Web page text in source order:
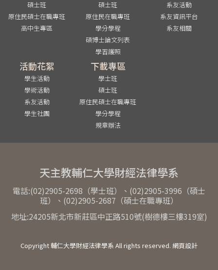
碩士班
原住民碩士在職專班
高中生專區
碩士班
原住民在職專班
學分學程
碩博士論文列表
學習護照
系友活動
系友資訊平台
系友相關
活動花絮
學生活動
學術活動
系友活動
學生社團
下載專區
學士班
碩士班
原住民碩士在職專班
學分學程
規章辦法
天主教輔仁大學財經法律學系
電話:(02)2905-2698（學士班）、(02)2905-3996（碩士
班）、(02)2905-2687（碩士在職專班）
地址:24205新北市新莊區中正路510號(樹德樓三樓319室)
Copyright 輔仁大學財經法律學系 All rights reserved. 網頁設計